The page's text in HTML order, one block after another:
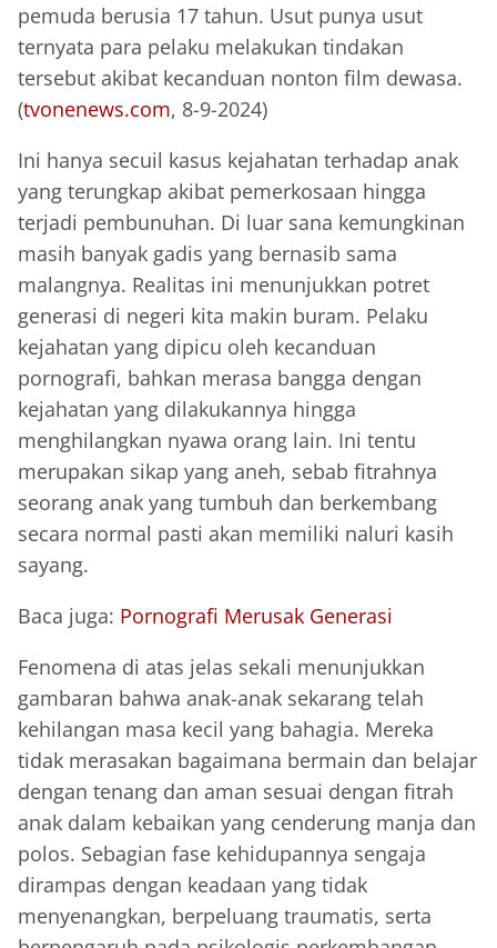
pemuda berusia 17 tahun. Usut punya usut
ternyata para pelaku melakukan tindakan
tersebut akibat kecanduan nonton film dewasa.
(tvonenews.com, 8-9-2024)
Ini hanya secuil kasus kejahatan terhadap anak
yang terungkap akibat pemerkosaan hingga
terjadi pembunuhan. Di luar sana kemungkinan
masih banyak gadis yang bernasib sama
malangnya. Realitas ini menunjukkan potret
generasi di negeri kita makin buram. Pelaku
kejahatan yang dipicu oleh kecanduan
pornografi, bahkan merasa bangga dengan
kejahatan yang dilakukannya hingga
menghilangkan nyawa orang lain. Ini tentu
merupakan sikap yang aneh, sebab fitrahnya
seorang anak yang tumbuh dan berkembang
secara normal pasti akan memiliki naluri kasih
sayang.
Baca juga: Pornografi Merusak Generasi
Fenomena di atas jelas sekali menunjukkan
gambaran bahwa anak-anak sekarang telah
kehilangan masa kecil yang bahagia. Mereka
tidak merasakan bagaimana bermain dan belajar
dengan tenang dan aman sesuai dengan fitrah
anak dalam kebaikan yang cenderung manja dan
polos. Sebagian fase kehidupannya sengaja
dirampas dengan keadaan yang tidak
menyenangkan, berpeluang traumatis, serta